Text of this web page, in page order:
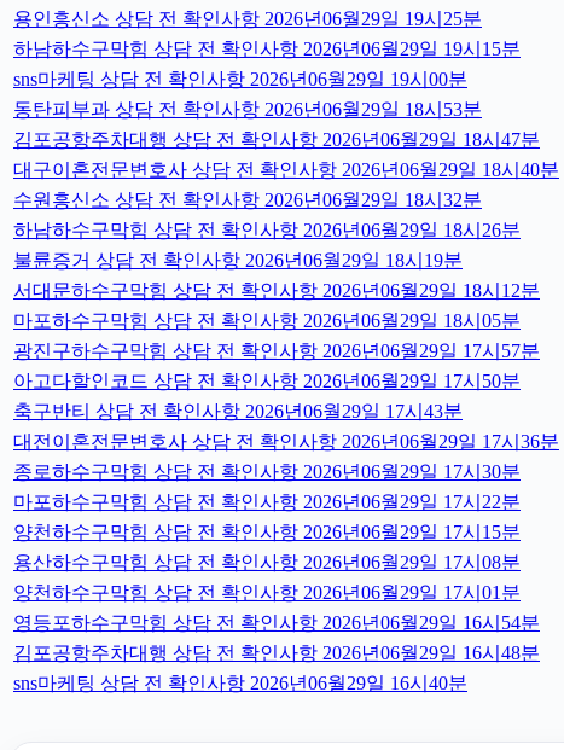
용인흥신소 상담 전 확인사항 2026년06월29일 19시25분
하남하수구막힘 상담 전 확인사항 2026년06월29일 19시15분
sns마케팅 상담 전 확인사항 2026년06월29일 19시00분
동탄피부과 상담 전 확인사항 2026년06월29일 18시53분
김포공항주차대행 상담 전 확인사항 2026년06월29일 18시47분
대구이혼전문변호사 상담 전 확인사항 2026년06월29일 18시40분
수원흥신소 상담 전 확인사항 2026년06월29일 18시32분
하남하수구막힘 상담 전 확인사항 2026년06월29일 18시26분
불륜증거 상담 전 확인사항 2026년06월29일 18시19분
서대문하수구막힘 상담 전 확인사항 2026년06월29일 18시12분
마포하수구막힘 상담 전 확인사항 2026년06월29일 18시05분
광진구하수구막힘 상담 전 확인사항 2026년06월29일 17시57분
아고다할인코드 상담 전 확인사항 2026년06월29일 17시50분
축구반티 상담 전 확인사항 2026년06월29일 17시43분
대전이혼전문변호사 상담 전 확인사항 2026년06월29일 17시36분
종로하수구막힘 상담 전 확인사항 2026년06월29일 17시30분
마포하수구막힘 상담 전 확인사항 2026년06월29일 17시22분
양천하수구막힘 상담 전 확인사항 2026년06월29일 17시15분
용산하수구막힘 상담 전 확인사항 2026년06월29일 17시08분
양천하수구막힘 상담 전 확인사항 2026년06월29일 17시01분
영등포하수구막힘 상담 전 확인사항 2026년06월29일 16시54분
김포공항주차대행 상담 전 확인사항 2026년06월29일 16시48분
sns마케팅 상담 전 확인사항 2026년06월29일 16시40분